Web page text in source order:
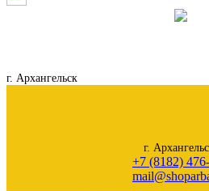
г. Архангельск
г.
+7 (8182)